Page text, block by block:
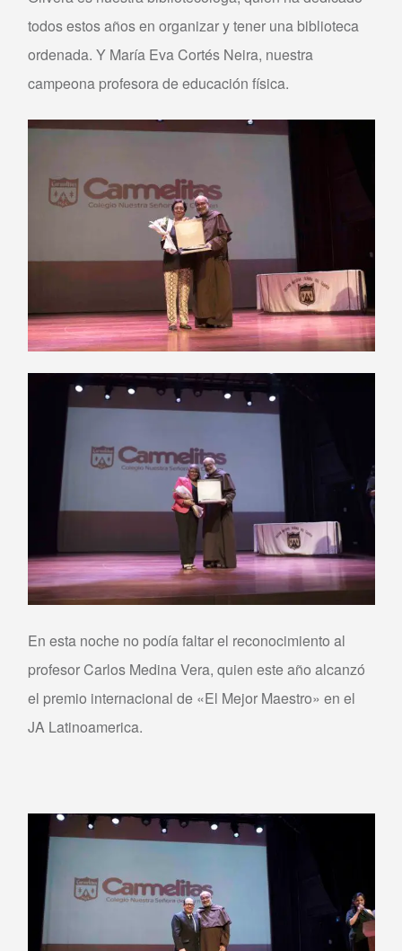
todos estos años en organizar y tener una biblioteca
ordenada. Y María Eva Cortés Neira, nuestra
campeona profesora de educación física.
En esta noche no podía faltar el reconocimiento al
profesor Carlos Medina Vera, quien este año alcanzó
el premio internacional de «El Mejor Maestro» en el
JA Latinoamerica.